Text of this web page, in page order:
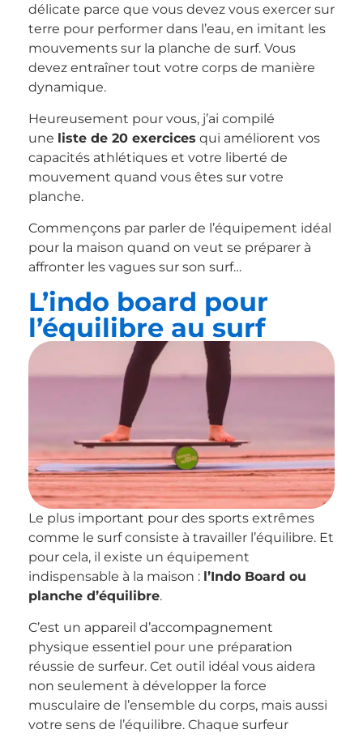
délicate parce que vous devez vous exercer sur
terre pour performer dans l’eau, en imitant les
mouvements sur la planche de surf. Vous
devez entraîner tout votre corps de manière
dynamique.
Heureusement pour vous, j’ai compilé
une liste de 20 exercices qui améliorent vos
capacités athlétiques et votre liberté de
mouvement quand vous êtes sur votre
planche.
Commençons par parler de l’équipement idéal
pour la maison quand on veut se préparer à
affronter les vagues sur son surf…
L’indo board pour
l’équilibre au surf
Le plus important pour des sports extrêmes
comme le surf consiste à travailler l’équilibre. Et
pour cela, il existe un équipement
indispensable à la maison : l’Indo Board ou
planche d’équilibre.
C’est un appareil d’accompagnement
physique essentiel pour une préparation
réussie de surfeur. Cet outil idéal vous aidera
non seulement à développer la force
musculaire de l’ensemble du corps, mais aussi
votre sens de l’équilibre. Chaque surfeur